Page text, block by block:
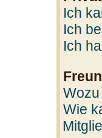
Ich
Ich
Ich
Wie